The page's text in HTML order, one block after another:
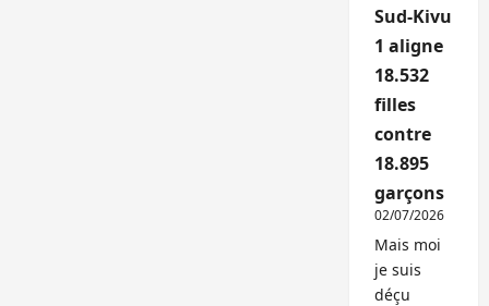
Sud-Kivu
1 aligne
18.532
filles
contre
18.895
garçons
02/07/2026
Mais moi
je suis
déçu